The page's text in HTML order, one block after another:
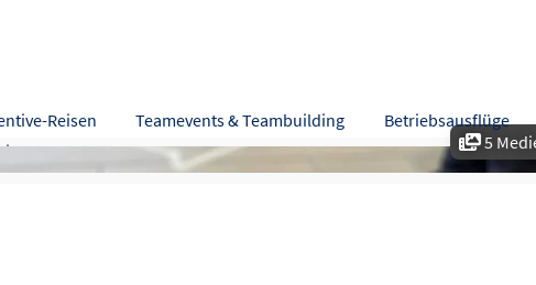
Reisen Teamevents & Teambuilding Betriebsausflüge
5
Karte